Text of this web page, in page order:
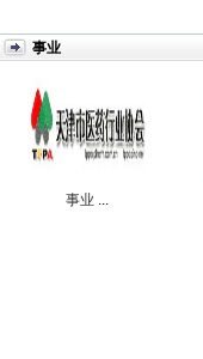
事业
事业 ...